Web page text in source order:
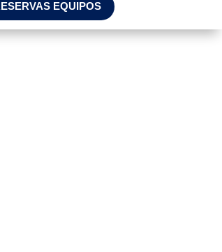
EQUIPOS